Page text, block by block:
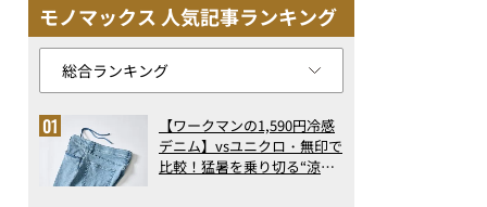
モノマックス 人気記事ランキング
【ワークマンの1,590円冷感
デニム】vsユニクロ・無印で
比較！猛暑を乗り切る“涼感